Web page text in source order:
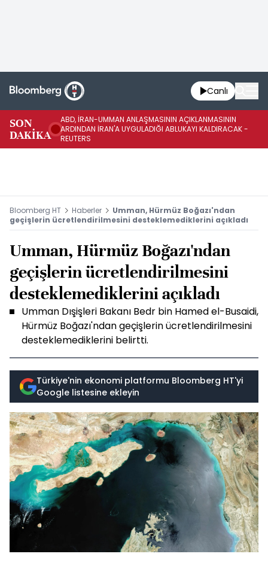
Canlı
SON
DAKİKA
ABD, İRAN-UMMAN ANLAŞMASININ AÇIKLANMASININ
ARDINDAN İRAN'A UYGULADIĞI ABLUKAYI KALDIRACAK -
REUTERS
Bloomberg HT Haberler
Umman, Hürmüz Boğazı'ndan
geçişlerin ücretlendirilmesini desteklemediklerini açıkladı
Umman, Hürmüz Boğazı'ndan
geçişlerin ücretlendirilmesini
desteklemediklerini açıkladı
Umman Dışişleri Bakanı Bedr bin Hamed el-Busaidi,
Hürmüz Boğazı'ndan geçişlerin ücretlendirilmesini
desteklemediklerini belirtti.
Türkiye'nin ekonomi platformu Bloomberg HT'yi
Google listesine ekleyin